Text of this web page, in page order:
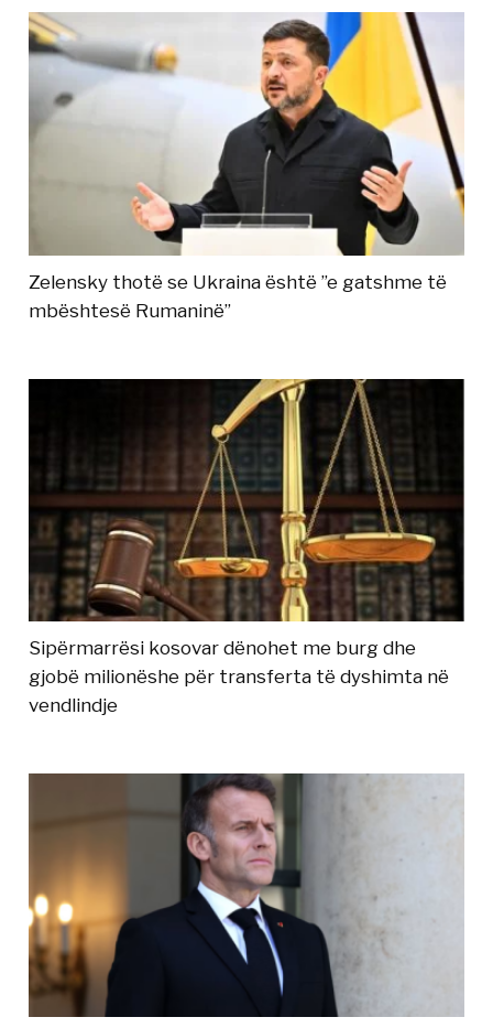
Zelensky thotë se Ukraina është ”e gatshme të
mbështesë Rumaninë”
Sipërmarrësi kosovar dënohet me burg dhe
gjobë milionëshe për transferta të dyshimta në
vendlindje